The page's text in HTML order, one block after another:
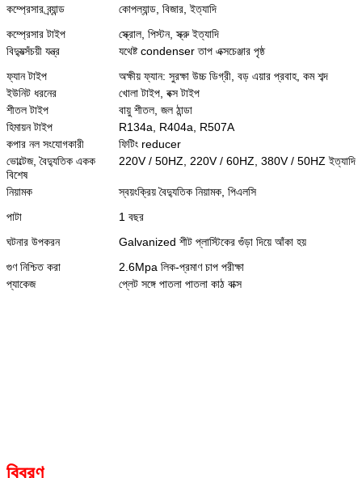
কম্প্রেসার ব্র্যান্ড
কোপল্যান্ড, বিজার, ইত্যাদি
কম্প্রেসার টাইপ
স্ক্রোল, পিস্টন, স্ক্রু ইত্যাদি
বিদ্যুত্সঁচয়ী যন্ত্র
যথেষ্ট condenser তাপ এক্সচেঞ্জার পৃষ্ঠ
ফ্যান টাইপ
অক্ষীয় ফ্যান: সুরক্ষা উচ্চ ডিগ্রী, বড় এয়ার প্রবাহ, কম শব্দ
ইউনিট ধরনের
খোলা টাইপ, বক্স টাইপ
শীতল টাইপ
বায়ু শীতল, জল ঠান্ডা
হিমায়ন টাইপ
R134a, R404a, R507A
কপার নল সংযোগকারী
ফিটিং reducer
ভোল্টেজ, বৈদ্যুতিক একক
বিশেষ
220V / 50HZ, 220V / 60HZ, 380V / 50HZ ইত্যাদি
নিয়ামক
স্বয়ংক্রিয় বৈদ্যুতিক নিয়ামক, পিএলসি
পাটা
1 বছর
ঘটনার উপকরন
Galvanized শীট প্লাস্টিকের গুঁড়া দিয়ে আঁকা হয়
গুণ নিশ্চিত করা
2.6Mpa লিক-প্রমাণ চাপ পরীক্ষা
প্যাকেজ
প্লেট সঙ্গে পাতলা পাতলা কাঠ বাক্স
বিবরণ